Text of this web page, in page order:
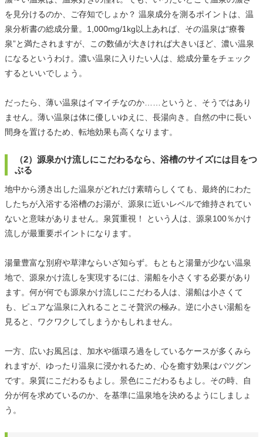
を見分けるのか、ご存知でしょか？ 温泉成分を測るポイントは、温
泉分析書の総成分量。1,000mg/1kg以上あれば、その温泉は“療養
泉”と満たされますが、この数値が大きければ大きいほど、濃い温泉
になるというわけ。濃い温泉に入りたい人は、総成分量をチェック
するといいでしょう。
だったら、薄い温泉はイマイチなのか……というと、そうではあり
ません。薄い温泉は体に優しいゆえに、長湯向き。自然の中に長い
間身を置けるため、転地効果も高くなります。
（2）源泉かけ流しにこだわるなら、浴槽のサイズには目をつ
ぶる
地中から湧き出した温泉がどれだけ素晴らしくても、最終的にわた
したちが入浴する浴槽のお湯が、源泉に近いレベルで維持されてい
ないと意味がありません。泉質重視！ という人は、源泉100％かけ
流しが最重要ポイントになります。
湯量豊富な別府や草津ならいざ知らず。もともと湯量が少ない温泉
地で、源泉かけ流しを実現するには、湯船を小さくする必要があり
ます。何が何でも源泉かけ流しにこだわる人は、湯船は小さくて
も、ピュアな温泉に入れることこそ贅沢の極み。逆に小さい湯船を
見ると、ワクワクしてしまうかもしれません。
一方、広いお風呂は、加水や循環ろ過をしているケースが多くみら
れますが、ゆったり温泉に浸かれるため、心を癒す効果はバツグン
です。泉質にこだわるもよし。景色にこだわるもよし。その時、自
分が何を求めているのか、を基準に温泉地を決めるようにしましょ
う。